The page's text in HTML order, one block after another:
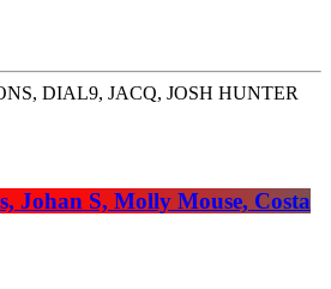
Johan S, Molly Mouse, Costa